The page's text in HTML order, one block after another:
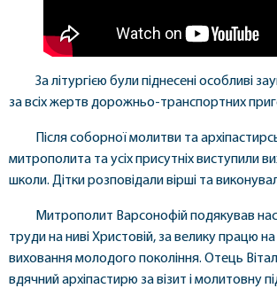
За літургією були піднесені особливі
за всіх жертв дорожньо-транспортних
Після соборної молитви та
митрополита та усіх присутніх виступили
школи. Дітки розповідали вірші та
Митрополит Варсонофій подякував
труди на ниві Христовій, за велику працю на
виховання молодого покоління. Отець
вдячний архіпастирю за візит і молитовну